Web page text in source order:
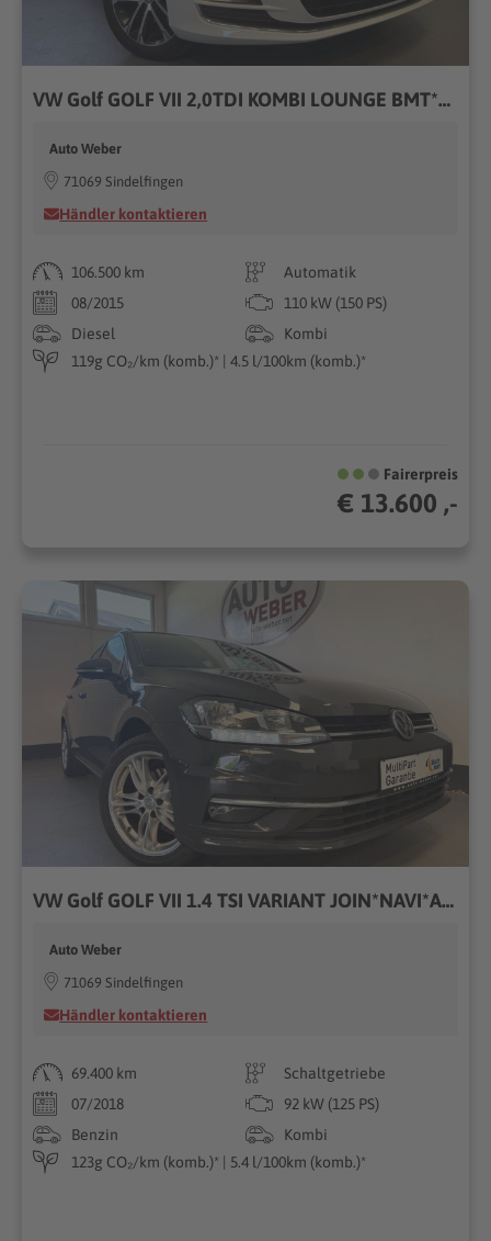
VW Golf GOLF VII 2,0TDI KOMBI LOUNGE BMT*NAVI*KLIMATRON
Auto Weber
71069 Sindelfingen
Händler kontaktieren
106.500 km
Automatik
08/2015
110 kW (150 PS)
Diesel
Kombi
119g CO₂/km (komb.)* | 4.5 l/100km (komb.)*
Fairerpreis
€ 13.600 ,-
VW Golf GOLF VII 1.4 TSI VARIANT JOIN*NAVI*ACC*MFL*LM*
Auto Weber
71069 Sindelfingen
Händler kontaktieren
69.400 km
Schaltgetriebe
07/2018
92 kW (125 PS)
Benzin
Kombi
123g CO₂/km (komb.)* | 5.4 l/100km (komb.)*